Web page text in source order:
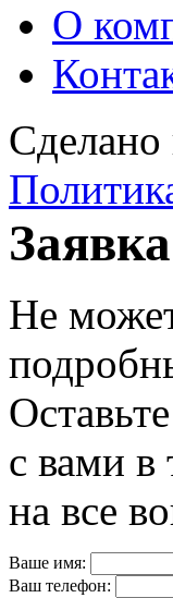
О
Сделано
Не
с вами в
на все
Ваше имя:
Ваш телефон: